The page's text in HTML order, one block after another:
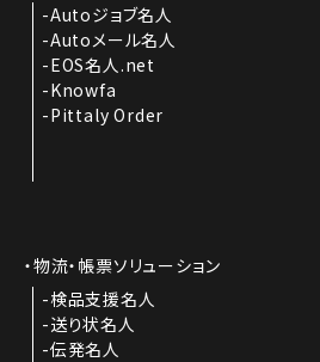
Autoジョブ名人
Autoメール名人
EOS名人.net
Knowfa
Pittaly Order
物流・帳票ソリューション
検品支援名人
送り状名人
伝発名人